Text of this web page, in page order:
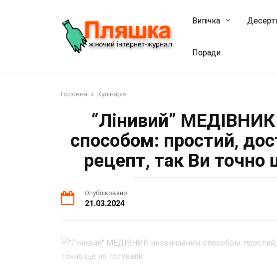
Випічка
Поради
Головна » Кулінарія
“Лінивий”
способом: простий,
рецепт, так Ви точно
Опубліковано
21.03.2024